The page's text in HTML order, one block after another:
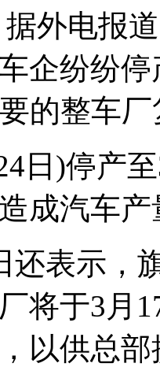
外电报
企纷纷停
的整车
日)停产
成汽车
还表示，
将于3月
以供总